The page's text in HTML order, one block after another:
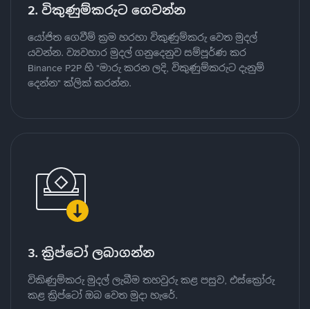
2. විකුණුම්කරුට ගෙවන්න
යෝජිත ගෙවීම් ක්‍රම හරහා විකුණුම්කරු වෙත මුදල්
යවන්න. ව්‍යවහාර මුදල් ගනුදෙනුව සම්පූර්ණ කර
Binance P2P හි "මාරු කරන ලදි, විකුණුම්කරුට දැනුම්
දෙන්න" ක්ලික් කරන්න.
3. ක්‍රිප්ටෝ ලබාගන්න
විකිණුම්කරු මුදල් ලැබීම තහවුරු කළ පසුව, එස්ක්‍රෝරු
කළ ක්‍රිප්ටෝ ඔබ වෙත මුදා හැරේ.